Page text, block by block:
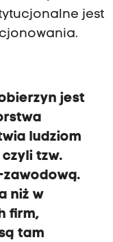
jest
jest
ludziom
czyli tzw.
niż w
firm,
tam